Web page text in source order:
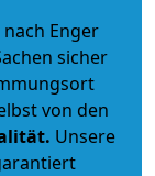
Enger
sicher
von den
. Unsere